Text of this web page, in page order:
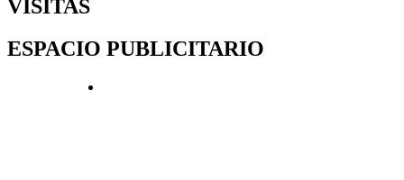
VISITAS
ESPACIO PUBLICITARIO